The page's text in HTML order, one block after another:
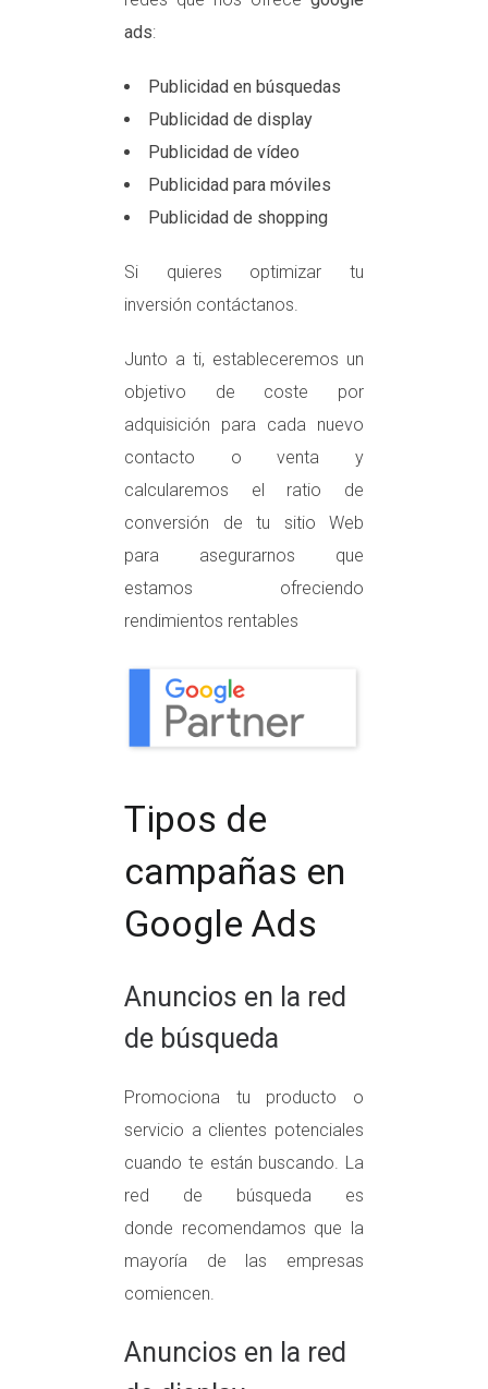
ads:
Publicidad en búsquedas
Publicidad de display
Publicidad de vídeo
Publicidad para móviles
Publicidad de shopping
Si quieres optimizar tu
inversión contáctanos.
Junto a ti, estableceremos un
objetivo de coste por
adquisición para cada nuevo
contacto o venta y
calcularemos el ratio de
conversión de tu sitio Web
para asegurarnos que
estamos ofreciendo
rendimientos rentables
Tipos de
campañas en
Google Ads
Anuncios en la red
de búsqueda
Promociona tu producto o
servicio a clientes potenciales
cuando te están buscando. La
red de búsqueda es
donde recomendamos que la
mayoría de las empresas
comiencen.
Anuncios en la red